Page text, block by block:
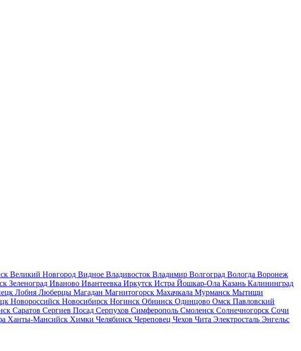
Великий Новгород Видное Владивосток Владимир Волгоград Вологда Воронеж
Зеленоград Иваново Ивантеевка Иркутск Истра Йошкар-Ола Казань Калининград
Лобня Люберцы Магадан Магнитогорск Махачкала Мурманск Мытищи
Новороссийск Новосибирск Ногинск Обнинск Одинцово Омск Павловский
Саратов Сергиев Посад Серпухов Симферополь Смоленск Солнечногорск Сочи
Ханты-Мансийск Химки Челябинск Череповец Чехов Чита Электросталь Энгельс